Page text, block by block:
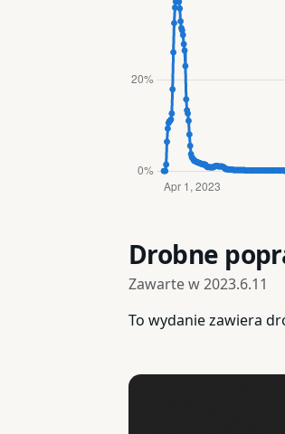
Drobne
Zawarte w2023.6.11
To wydanie zawiera